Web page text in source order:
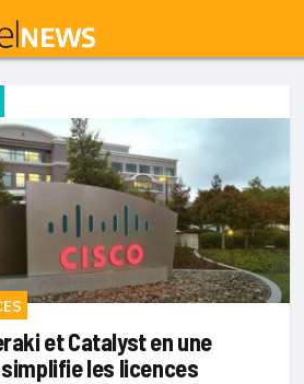
et Catalyst en une
les licences